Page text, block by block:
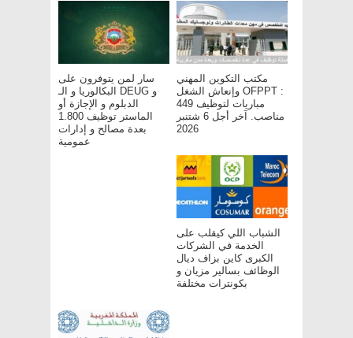
سار لمن يتوفرون على
البكالوريا و الـ DEUG و
الدبلوم و الإجازة أو
الماستر توظيف 1.800
بعدة مصالح و إدارات
عمومية
مكتب التكوين المهني
وإنعاش الشغل OFPPT :
مباريات لتوظيف 449
مناصب. آخر أجل 6 شتنبر
2026
الشباب اللي كيقلب على
الخدمة في الشركات
الكبرى كاين بزاف ديال
الوظائف بسالير مزيان و
بكونترات مختلفة